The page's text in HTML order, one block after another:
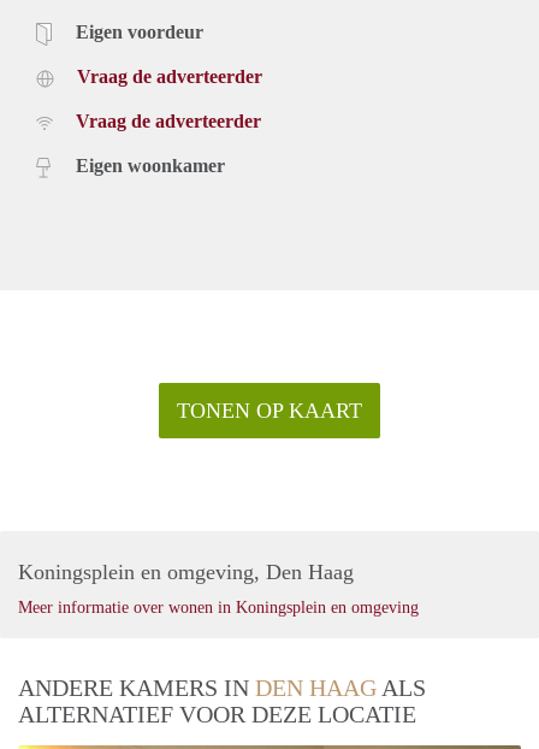
Eigen voordeur
Vraag de adverteerder
Vraag de adverteerder
Eigen woonkamer
TONEN OP KAART
Koningsplein en omgeving, Den Haag
Meer informatie over wonen in Koningsplein en omgeving
ANDERE KAMERS IN DEN HAAG ALS
ALTERNATIEF VOOR DEZE LOCATIE